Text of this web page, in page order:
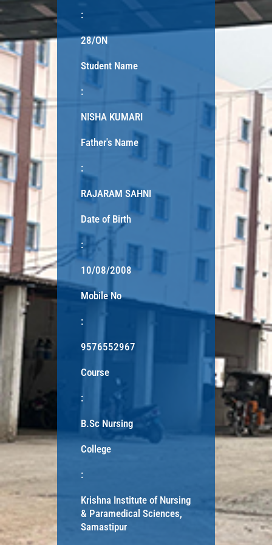
:
28/ON
Student Name
:
NISHA KUMARI
Father's Name
:
RAJARAM SAHNI
Date of Birth
:
10/08/2008
Mobile No
:
9576552967
Course
:
B.Sc Nursing
College
:
Krishna Institute of Nursing
& Paramedical Sciences,
Samastipur